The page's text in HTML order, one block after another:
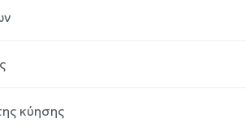
κύησης